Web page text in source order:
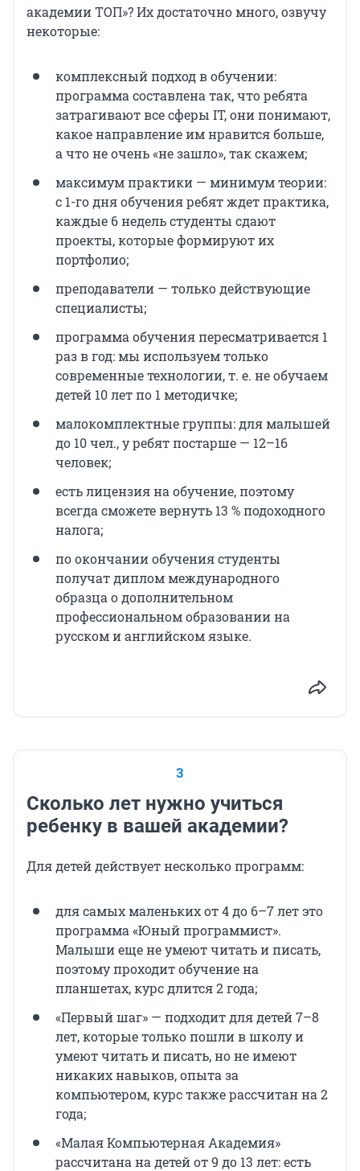
академии ТОП»? Их достаточно много, озвучу
некоторые:
комплексный подход в обучении:
программа составлена так, что ребята
затрагивают все сферы IT, они понимают,
какое направление им нравится больше,
а что не очень «не зашло», так скажем;
максимум практики — минимум теории:
с 1-го дня обучения ребят ждет практика,
каждые 6 недель студенты сдают
проекты, которые формируют их
портфолио;
преподаватели — только действующие
специалисты;
программа обучения пересматривается 1
раз в год: мы используем только
современные технологии, т. е. не обучаем
детей 10 лет по 1 методичке;
малокомплектные группы: для малышей
до 10 чел., у ребят постарше — 12–16
человек;
есть лицензия на обучение, поэтому
всегда сможете вернуть 13 % подоходного
налога;
по окончании обучения студенты
получат диплом международного
образца о дополнительном
профессиональном образовании на
русском и английском языке.
3
Сколько лет нужно учиться
ребенку в вашей академии?
Для детей действует несколько программ:
для самых маленьких от 4 до 6–7 лет это
программа «Юный программист».
Малыши еще не умеют читать и писать,
поэтому проходит обучение на
планшетах, курс длится 2 года;
«Первый шаг» — подходит для детей 7–8
лет, которые только пошли в школу и
умеют читать и писать, но не имеют
никаких навыков, опыта за
компьютером, курс также рассчитан на 2
года;
«Малая Компьютерная Академия»
рассчитана на детей от 9 до 13 лет: есть